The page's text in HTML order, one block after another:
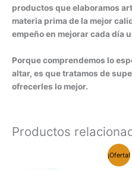
productos que elaboramos
materia prima de la mejor
empeño en mejorar cada día
Porque comprendemos lo
altar, es que tratamos de
ofrecerles lo mejor.
Productos
¡Oferta!